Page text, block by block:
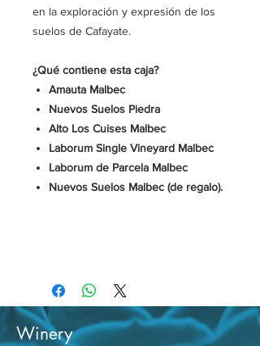
en la exploración y expresión de los
suelos de Cafayate.
¿Qué contiene esta caja?
Amauta Malbec
Nuevos Suelos Piedra
Alto Los Cuises Malbec
Laborum Single Vineyard Malbec
Laborum de Parcela Malbec
Nuevos Suelos Malbec (de regalo).
Winery